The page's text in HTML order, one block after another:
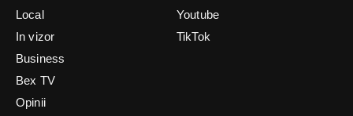
Local
In vizor
Business
Bex TV
Opinii
Youtube
TikTok